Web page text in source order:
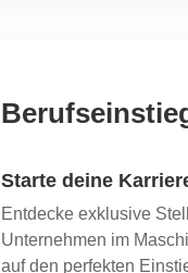
Starte deine
Entdecke exklusive
Unternehmen im
auf den perfekten